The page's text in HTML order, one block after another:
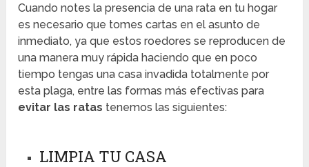
Cuando notes la presencia de una rata en tu hogar
es necesario que tomes cartas en el asunto de
inmediato, ya que estos roedores se reproducen de
una manera muy rápida haciendo que en poco
tiempo tengas una casa invadida totalmente por
esta plaga, entre las formas más efectivas para
evitar las ratas tenemos las siguientes:
LIMPIA TU CASA